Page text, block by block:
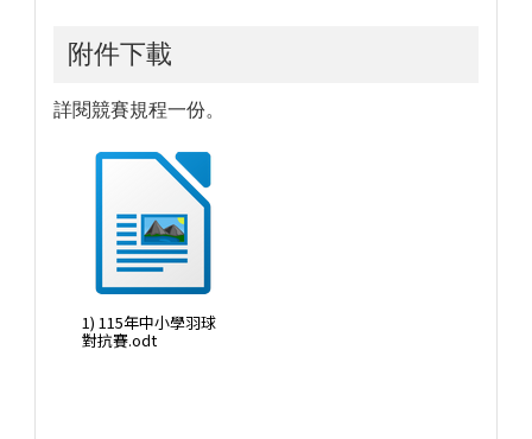
附件下載
詳閱競賽規程一份。
1) 115年中小學羽球
對抗賽.odt